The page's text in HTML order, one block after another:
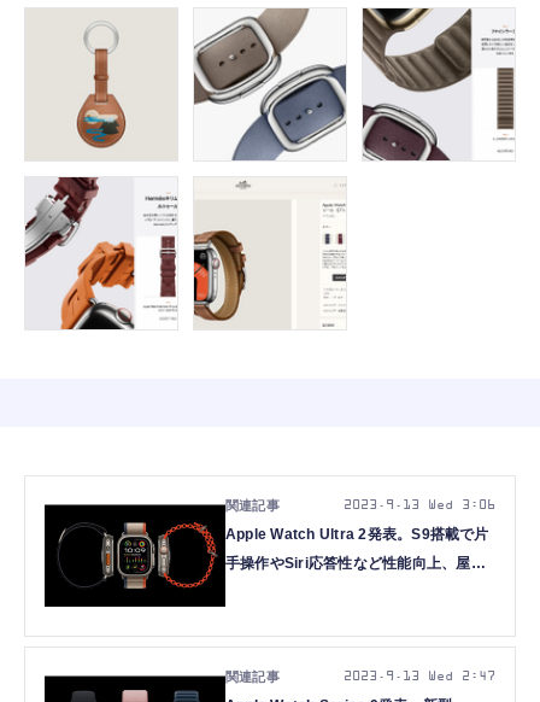
Apple Watch Ultra 2発表。S9搭載で片
手操作やSiri応答性など性能向上、屋外
2023.9.13 Wed 3:06
2023.9.13 Wed 2:47